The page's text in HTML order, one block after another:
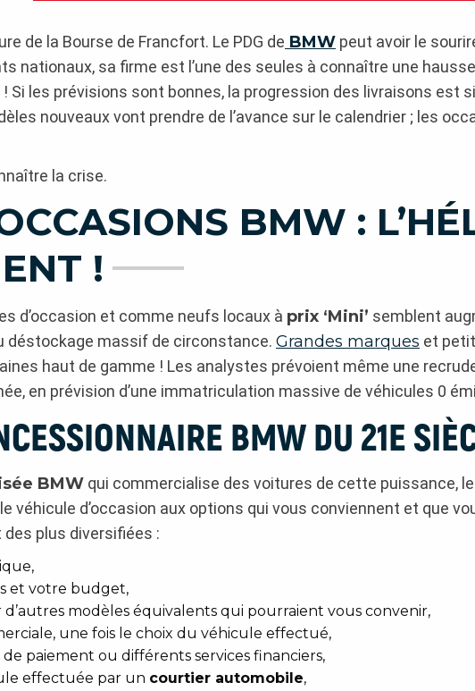
de la Bourse de Francfort. Le PDG de BMW peut avoir le
nationaux, sa firme est l’une des seules à connaître une hausse
! Si les prévisions sont bonnes, la progression des livraisons est
nouveaux vont prendre de l’avance sur le calendrier ; les
la crise.
BMW :
!
d’occasion et comme neufs locaux à prix ‘Mini’ semblent
déstockage massif de circonstance. Grandes marques et
haut de gamme ! Les analystes prévoient même une
en prévision d’une immatriculation massive de véhicules 0
BMW DU 21E
BMW qui commercialise des voitures de cette puissance, le
véhicule d’occasion aux options qui vous conviennent et que
plus diversifiées :
et votre budget,
modèles équivalents qui pourraient vous convenir,
une fois le choix du véhicule effectué,
paiement ou différents services financiers,
effectuée par un courtier automobile,